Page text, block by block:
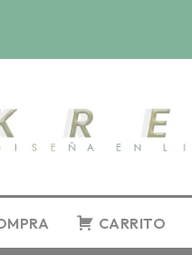
CARRITO